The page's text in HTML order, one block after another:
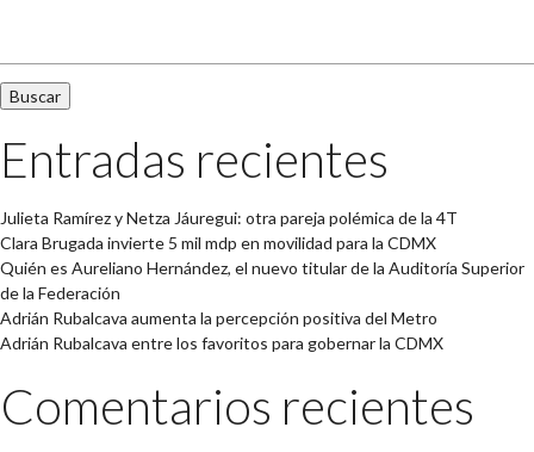
Entradas recientes
Julieta Ramírez y Netza Jáuregui: otra pareja polémica de la 4T
Clara Brugada invierte 5 mil mdp en movilidad para la CDMX
Quién es Aureliano Hernández, el nuevo titular de la Auditoría Superior
de la Federación
Adrián Rubalcava aumenta la percepción positiva del Metro
Adrián Rubalcava entre los favoritos para gobernar la CDMX
Comentarios recientes